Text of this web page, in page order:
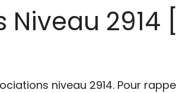
2914 [
niveau 2914. Pour